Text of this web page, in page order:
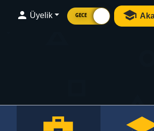
Üyelik GECE